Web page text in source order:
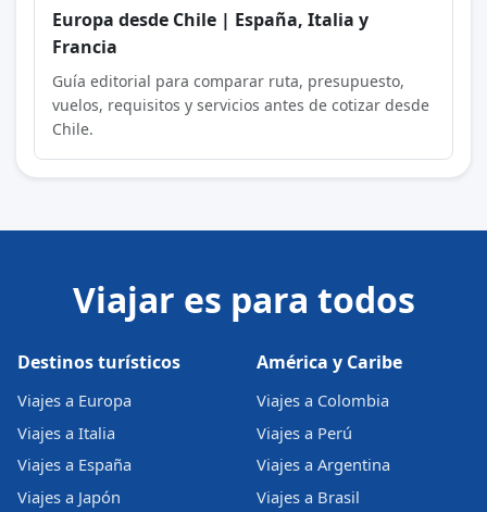
Europa desde Chile | España, Italia y
Francia
Guía editorial para comparar ruta, presupuesto,
vuelos, requisitos y servicios antes de cotizar desde
Chile.
Viajar es para todos
Destinos turísticos
Viajes a Europa
Viajes a Italia
Viajes a España
Viajes a Japón
América y Caribe
Viajes a Colombia
Viajes a Perú
Viajes a Argentina
Viajes a Brasil